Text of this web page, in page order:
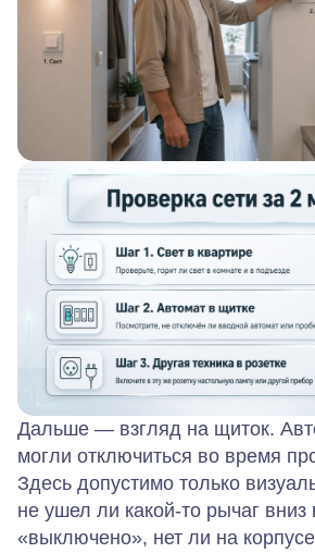
Дальше — взгляд на щиток.
могли отключиться во время
Здесь допустимо только
не ушел ли какой‑то рычаг
«выключено», нет ли на